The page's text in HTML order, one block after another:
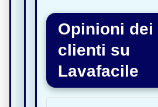
Opinioni dei
clienti su
Lavafacile